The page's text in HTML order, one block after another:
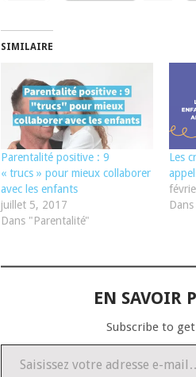
SIMILAIRE
Parentalité positive : 9
« trucs » pour mieux collaborer
avec les enfants
juillet 5, 2017
Dans "Parentalité"
Les
EN SAVOIR
Subscribe to
Saisissez votre adresse e-mail…